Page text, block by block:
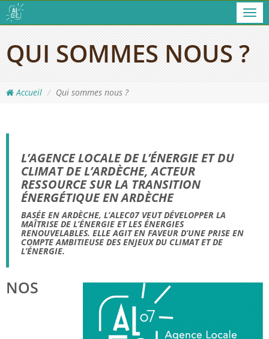
QUI SOMMES NOUS ?
Accueil Qui sommes nous ?
L’AGENCE LOCALE DE L’ÉNERGIE ET DU
CLIMAT DE L’ARDÈCHE, ACTEUR
RESSOURCE SUR LA TRANSITION
ÉNERGÉTIQUE EN ARDÈCHE
BASÉE EN ARDÈCHE, L’ALEC07 VEUT DÉVELOPPER LA
MAÎTRISE DE L’ÉNERGIE ET LES ÉNERGIES
RENOUVELABLES. ELLE AGIT EN FAVEUR D’UNE PRISE EN
COMPTE AMBITIEUSE DES ENJEUX DU CLIMAT ET DE
L’ÉNERGIE.
NOS